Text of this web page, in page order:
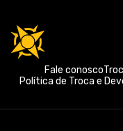
Fale conosco
Política de Troca e